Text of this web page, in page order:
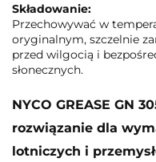
Składowanie:
Przechowywać w
oryginalnym, szczelnie
przed wilgocią i
słonecznych.
NYCO GREASE GN
rozwiązanie dla
lotniczych i